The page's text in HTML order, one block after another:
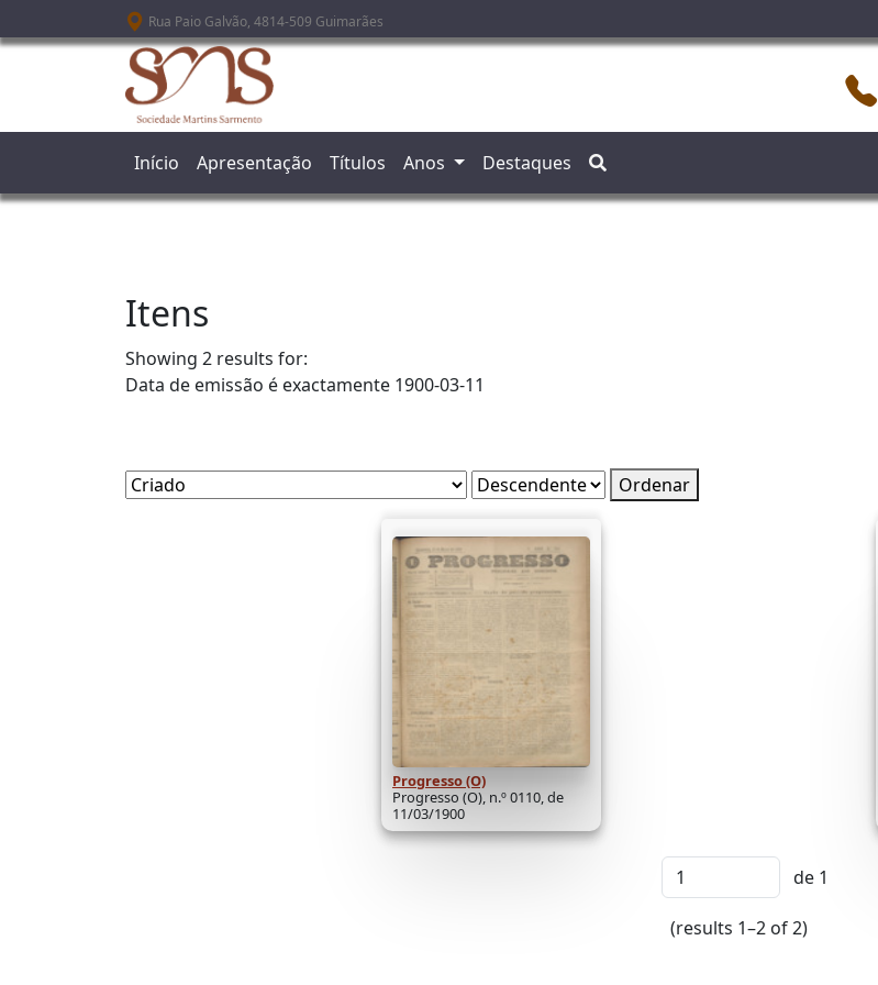
Passar para o conteúdo principal
Rua Paio Galvão, 4814-509 Guimarães
Início Apresentação Títulos Anos Destaques
Itens
Showing 2 results for:
Data de emissão é exactamente 1900-03-11
Ordenar
Progresso (O)
Progresso (O), n.º 0110, de
11/03/1900
de 1
(results 1–2 of 2)